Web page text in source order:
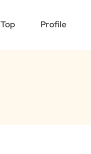
Top Profile